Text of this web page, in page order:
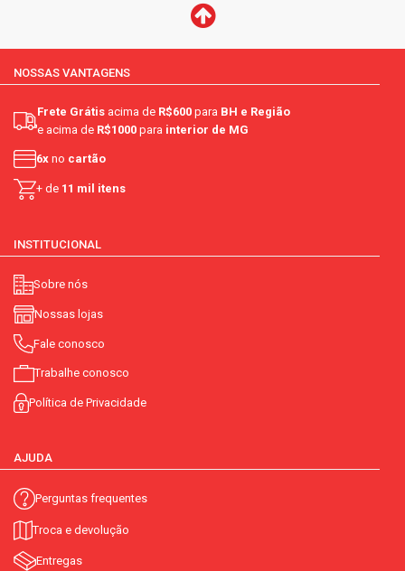
NOSSAS VANTAGENS
Frete Grátis acima de R$600 para BH e Região
e acima de R$1000 para interior de MG
6x no cartão
+ de 11 mil itens
INSTITUCIONAL
Sobre nós
Nossas lojas
Fale conosco
Trabalhe conosco
Política de Privacidade
AJUDA
Perguntas frequentes
Troca e devolução
Entregas